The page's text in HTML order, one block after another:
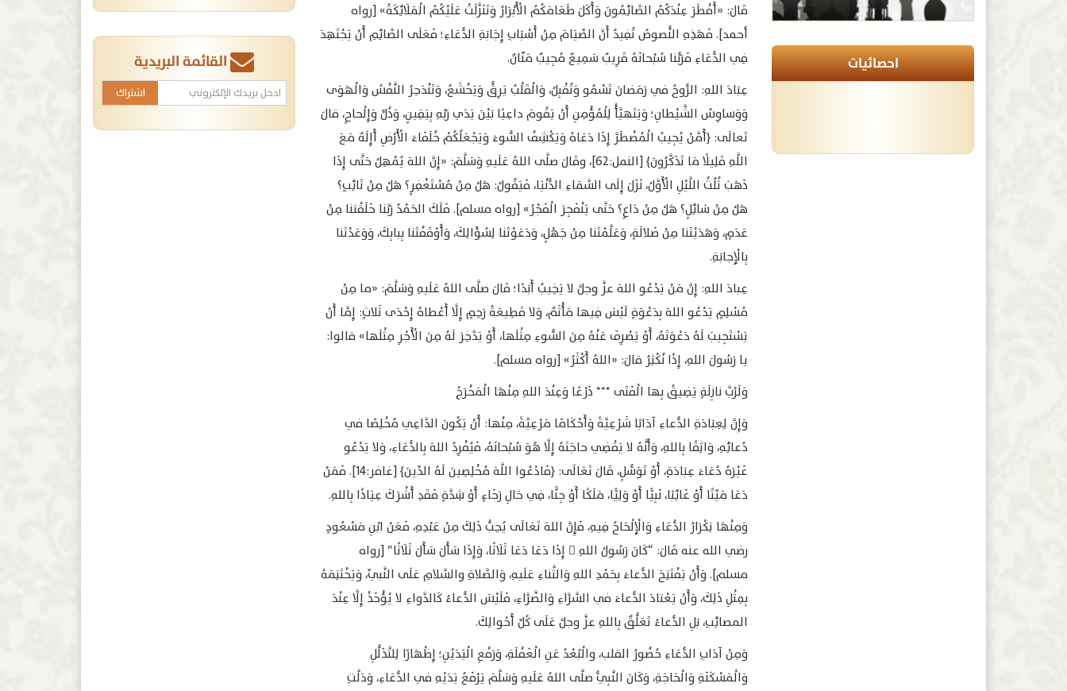
احصائيات
قَالَ: «أَفْطَرَ عِنْدَكُمُ الصَّائِمُونَ وَأَكَلَ طَعَامَكُمُ الْأَبْرَارُ وَتَنَزَّلَتْ عَلَيْكُمُ الْمَلَائِكَةُ» [رواه
أحمد]. فَهَذِهِ النُّصوصُ تُفِيدُ أَنَّ الصِّيَامَ مِنْ أَسْبَابِ إِجَابَةِ الدُّعَاءِ؛ فَعَلَى الصَّائِمِ أَنْ يَجْتَهِدَ
فِي الدُّعَاءِ فَرَبُّنا سُبْحانَهُ قَرِيبٌ سَمِيعٌ مُجِيبٌ مَنّانٌ.
عِبَادَ اللهِ: الرُّوحُ في رَمَضانَ تَسْمُو وَتُقْبِلُ، وَالْقَلْبُ يَرِقُّ وَيَخْشَعُ، وَتَنْدَحِرُ النَّفْسُ وَالْهَوَى
وَوَساوِسُ الشَّيْطانِ؛ وَيَتَهيَّأُ لِلْمُؤْمِنِ أَنْ يَقُومَ داعِيًا بَيْنَ يَدَي رَبِّهِ بِيَقِينٍ، وَذُلٍّ وَإِلْحاحٍ، قالَ
تَعالَى: ﴿أَمَّنْ يُجِيبُ الْمُضْطَرَّ إِذَا دَعَاهُ وَيَكْشِفُ السُّوءَ وَيَجْعَلُكُمْ خُلَفَاءَ الْأَرْضِ أَإِلَهٌ مَعَ
اللَّهِ قَلِيلًا مَا تَذَكَّرُونَ﴾ [النمل:62]، وقَالَ صلَّى اللهُ عَلَيهِ وَسَلَّمَ: «إِنَّ اللهَ يُمْهِلُ حَتَّى إِذَا
ذَهَبَ ثُلُثُ اللَّيْلِ الْأَوَّلُ، نَزَلَ إِلَى السَّمَاءِ الدُّنْيَا، فَيَقُولُ: هَلْ مِنْ مُسْتَغْفِرٍ؟ هَلْ مِنْ تَائِبٍ؟
هَلْ مِنْ سَائِلٍ؟ ‌هَلْ ‌مِنْ ‌دَاعٍ؟ حَتَّى يَنْفَجِرَ الْفَجْرُ» [رواه مسلم]. فَلَكَ الحَمْدُ رَبَّنا خَلَقْتنا مِنْ
عَدَمٍ، وَهَدَيْتَنا مِنْ ضَلالَةٍ، وَعَلَّمْتَنا مِنْ جَهْلٍ، وَدَعَوْتَنا لِسُؤَالِكَ، وَأَوْقَفْتَنا بِبابِكَ، وَوَعَدْتَنا
بِالْإِجابَةِ.
عِبادَ اللهِ: إِنَّ مَنْ يَدْعُو اللهَ عزَّ وجلَّ لا يَخِيبُ أَبَدًا؛ قَالَ صلَّى اللهُ عَلَيهِ وَسَلَّمَ: «ما مِنْ
مُسْلِمٍ يَدْعُو اللهَ بِدَعْوَةٍ لَيْسَ فِيها مَأْثَمٌ، وَلا قَطِيعَةُ رَحِمٍ إِلَّا أَعْطاهُ إِحْدَى ثَلاثٍ: إِمَّا أَنْ
يَسْتَجِيبَ لَهُ دَعْوَتَهُ، أَوْ يَصْرِفَ عَنْهُ مِنَ السُّوءِ مِثْلَها، أَوْ يَدَّخِرَ لَهُ مِنَ الْأَجْرِ مِثْلَها» قالوا:
يا رَسُولَ اللهِ، إِذًا نُكْثِرُ قالَ: «اللهُ أَكْثَرُ» [رواه مسلم].
وَلَرُبَّ نازِلَةٍ يَضِيقُ بِها الْفَتَى *** ذَرْعًا وَعِنْدَ اللهِ مِنْهَا الْمَخْرَجُ
وَإِنَّ لِعِبَادَةِ الدُّعاءِ آدَابًا شَرْعِيَّةً وَأَحْكَامًا مَرْعِيَّةً، مِنْها: أَنْ يَكُونَ الدَّاعِي مُخْلِصًا في
دُعائِهِ، وَاثِقًا بِاللهِ، وَأَنَّهُ لا يَقْضِي حاجَتَهُ إِلَّا هُوَ سُبْحانَهُ، فَيُفْرِدُ اللهَ بِالدُّعَاءِ، وَلا يَدْعُو
غَيْرَهُ دُعَاءَ عِبَادَةٍ، أَوْ تَوَسُّلٍ، قَالَ تَعَالَى: ﴿فَادْعُوا اللَّهَ مُخْلِصِينَ لَهُ الدِّينَ﴾ [غافر:14]. فَمَنْ
دَعَا مَيِّتًا أَوْ غَائِبًا، نَبِيًّا أَوْ وَلِيًّا، مَلَكًا أَوْ جِنًّا، فِي حَالِ رَخَاءٍ أَوْ شِدَّةٍ فَقَدِ أَشْرَكَ عِيَاذًا بِاللهِ.
وَمِنْهَا تِكْرَارُ الدُّعَاءِ وَالْإِلْحَاحُ فِيهِ، فَإِنَّ اللهَ تَعَالَى يُحِبُّ ذَلِكَ مِنْ عَبْدِهِ، فَعَنْ ابْنِ مَسْعُودٍ
رضي الله عنه قَالَ: “كَانَ رَسُولُ اللهِ  إِذَا دَعَا دَعَا ثَلَاثًا، وَإِذَا سَأَلَ سَأَلَ ثَلَاثًا” [رواه
مسلم]. وَأَنْ يَفْتَتِحَ الدُّعاءَ بِحَمْدِ اللهِ وَالثَّناءِ عَلَيهِ، وَالصَّلاةِ والسَّلامِ عَلَى النَّبيِّ، وَيَخْتَتِمَهُ
بِمِثْلِ ذَلِكَ، وَأَنْ يَعْتادَ الدُّعاءَ في السَّرَّاءِ وَالضَّرَّاءِ، فَلَيْسَ الدُّعاءُ كَالدَّواءِ لا يُؤْخَذُ إِلَّا عِنْدَ
المصائِبِ، بَلِ الدُّعاءُ تَعَلُّقٌ بِاللهِ عزَّ وجلَّ عَلَى كُلِّ أَحْوالِكَ.
وَمِنْ آدَابِ الدُّعَاءِ حُضُورُ القلب، والْبُعْدُ عَنِ الْغَفْلَةِ، وَرَفْعِ الْيَدَيْنِ؛ إِظْهَارًا لِلتَّذَلُّلِ
وَالْمَسْكَنَةِ وَالْحَاجَةِ، وَكَانَ النَّبِيُّ صلَّى اللهُ عَلَيهِ وَسَلَّمَ يَرْفَعُ يَدَيْهِ في الدُّعَاءِ، وَدَلَّتِ
القائمة البريدية